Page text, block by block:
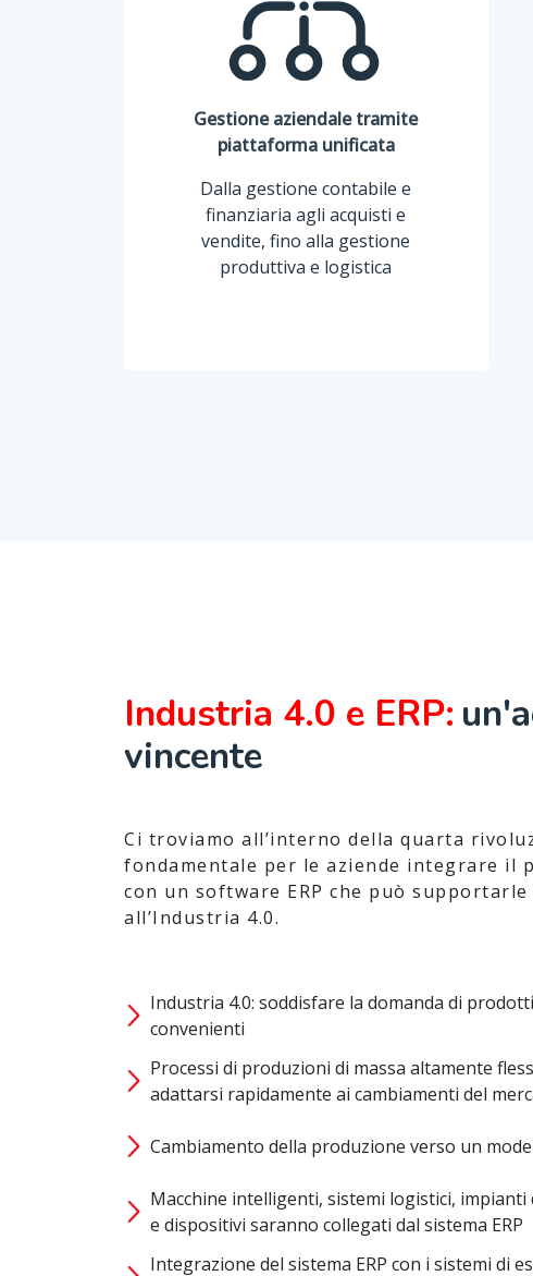
Gestione aziendale tramite
piattaforma unificata
Dalla gestione contabile e
finanziaria agli acquisti e
vendite, fino alla gestione
produttiva e logistica
Industria 4.0 e ERP:
vincente
Ci troviamo all’interno della quarta
fondamentale per le aziende integrare il
con un software ERP che può supportarle
all’Industria 4.0.
Industria 4.0: soddisfare la domanda di
convenienti
Processi di produzioni di massa altamente
adattarsi rapidamente ai cambiamenti del
Cambiamento della produzione verso un
Macchine intelligenti, sistemi logistici,
e dispositivi saranno collegati dal sistema ERP
Integrazione del sistema ERP con i sistemi di